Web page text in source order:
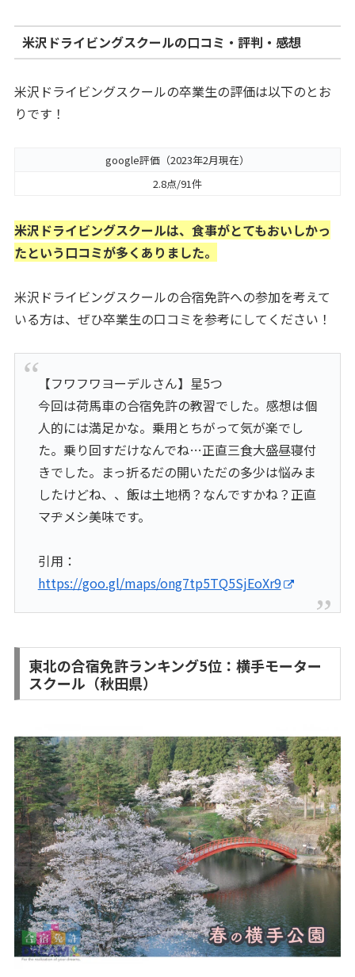
米沢ドライビングスクールの口コミ・評判・感想
米沢ドライビングスクールの卒業生の評価は以下のとお
りです！
google評価（2023年2月現在）
2.8点/91件
米沢ドライビングスクールは、食事がとてもおいしかっ
たという口コミが多くありました。
米沢ドライビングスクールの合宿免許への参加を考えて
いる方は、ぜひ卒業生の口コミを参考にしてください！
【フワフワヨーデルさん】星5つ
今回は荷馬車の合宿免許の教習でした。感想は個
人的には満足かな。乗用とちがって気が楽でし
た。乗り回すだけなんでね…正直三食大盛昼寝付
きでした。まっ折るだの開いただの多少は悩みま
したけどね、、飯は土地柄？なんですかね？正直
マヂメシ美味です。
引用：
https://goo.gl/maps/ong7tp5TQ5SjEoXr9
東北の合宿免許ランキング5位：横手モーター
スクール（秋田県）